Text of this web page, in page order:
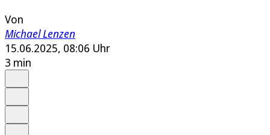
Von
Michael Lenzen
15.06.2025, 08:06 Uhr
3 min